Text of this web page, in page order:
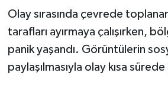
Olay sırasında çevrede
tarafları ayırmaya çalışırken,
panik yaşandı. Görüntülerin
paylaşılmasıyla olay kısa